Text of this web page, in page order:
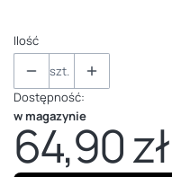
Ilość
szt.
Dostępność:
w magazynie
Cena
64,90 zł